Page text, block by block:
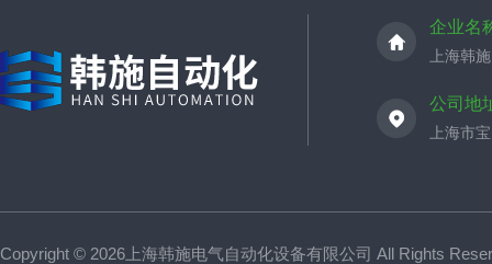
企业名
上海韩
公司地
上海市
Copyright © 2026上海韩施电气自动化设备有限公司 All Rights